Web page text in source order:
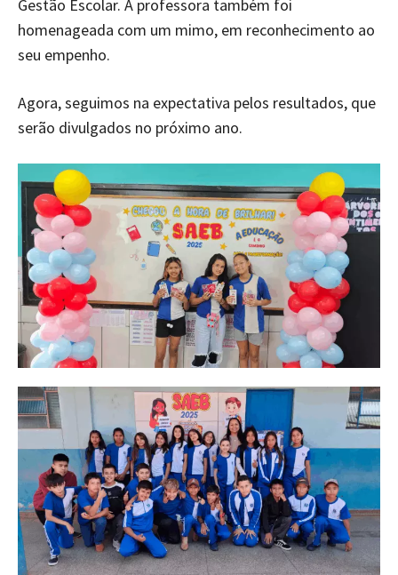
Gestão Escolar. A professora também foi
homenageada com um mimo, em reconhecimento ao
seu empenho.
Agora, seguimos na expectativa pelos resultados, que
serão divulgados no próximo ano.